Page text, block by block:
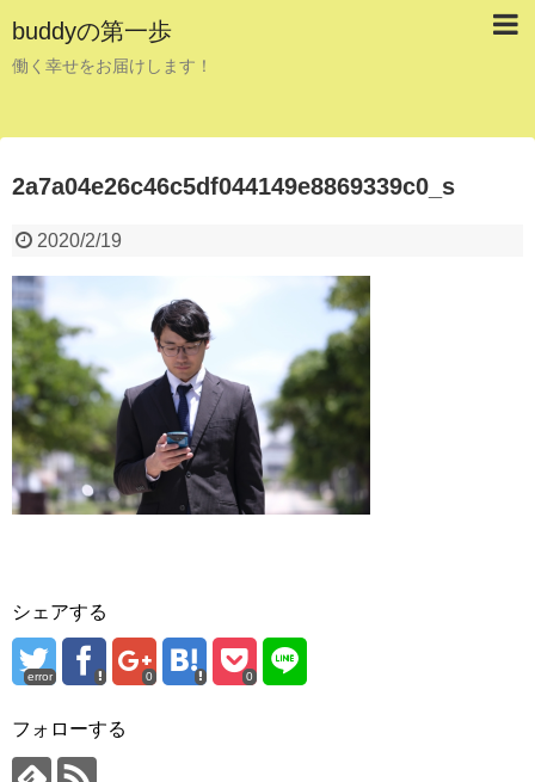
buddyの第一歩
働く幸せをお届けします！
2a7a04e26c46c5df044149e8869339c0_s
2020/2/19
シェアする
error 0 0
フォローする